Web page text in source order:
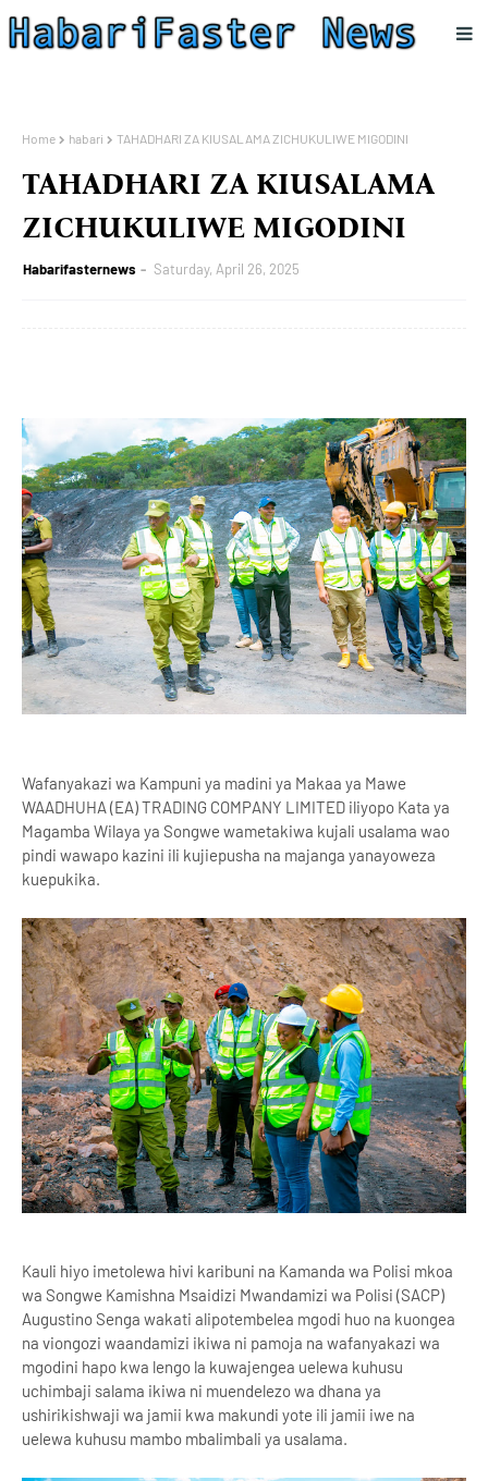
Home habari TAHADHARI ZA KIUSALAMA ZICHUKULIWE MIGODINI
TAHADHARI ZA KIUSALAMA
ZICHUKULIWE MIGODINI
Habarifasternews Saturday, April 26, 2025
Wafanyakazi wa Kampuni ya madini ya Makaa ya Mawe
WAADHUHA (EA) TRADING COMPANY LIMITED iliyopo Kata ya
Magamba Wilaya ya Songwe wametakiwa kujali usalama wao
pindi wawapo kazini ili kujiepusha na majanga yanayoweza
kuepukika.
Kauli hiyo imetolewa hivi karibuni na Kamanda wa Polisi mkoa
wa Songwe Kamishna Msaidizi Mwandamizi wa Polisi (SACP)
Augustino Senga wakati alipotembelea mgodi huo na kuongea
na viongozi waandamizi ikiwa ni pamoja na wafanyakazi wa
mgodini hapo kwa lengo la kuwajengea uelewa kuhusu
uchimbaji salama ikiwa ni muendelezo wa dhana ya
ushirikishwaji wa jamii kwa makundi yote ili jamii iwe na
uelewa kuhusu mambo mbalimbali ya usalama.